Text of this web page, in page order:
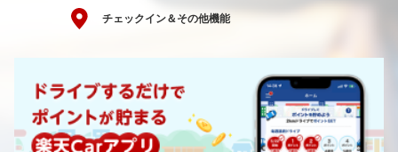
チェックイン＆その他機能